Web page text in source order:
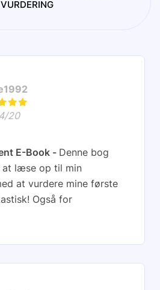
20
E-Book
Denne bog
at læse op til min
at vurdere mine første
Også for